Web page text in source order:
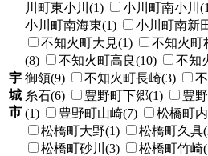
宇
城
市
川町東小川(1)
小川町南小川
小川町南海東(1)
小川町南新
不知火町大見(1)
不知火町
(8)
不知火町高良(10) 不知
御領(9)
不知火町長崎(3)
糸石(6)
豊野町下郷(1) 豊
(1)
豊野町山崎(7) 松橋町
松橋町大野(1)
松橋町久具
松橋町砂川(3)
松橋町竹崎